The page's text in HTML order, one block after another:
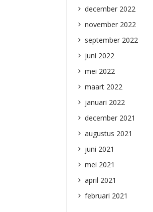
december 2022
november 2022
september 2022
juni 2022
mei 2022
maart 2022
januari 2022
december 2021
augustus 2021
juni 2021
mei 2021
april 2021
februari 2021